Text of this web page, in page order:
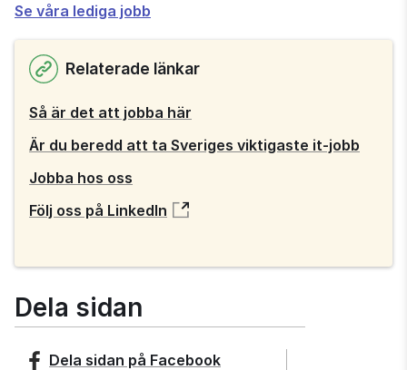
fönster
Se våra lediga jobb
Relaterade länkar
Så är det att jobba här
Är du beredd att ta Sveriges viktigaste it-jobb
Jobba hos oss
Följ oss på LinkedIn
Dela sidan
Dela sidan på Facebook